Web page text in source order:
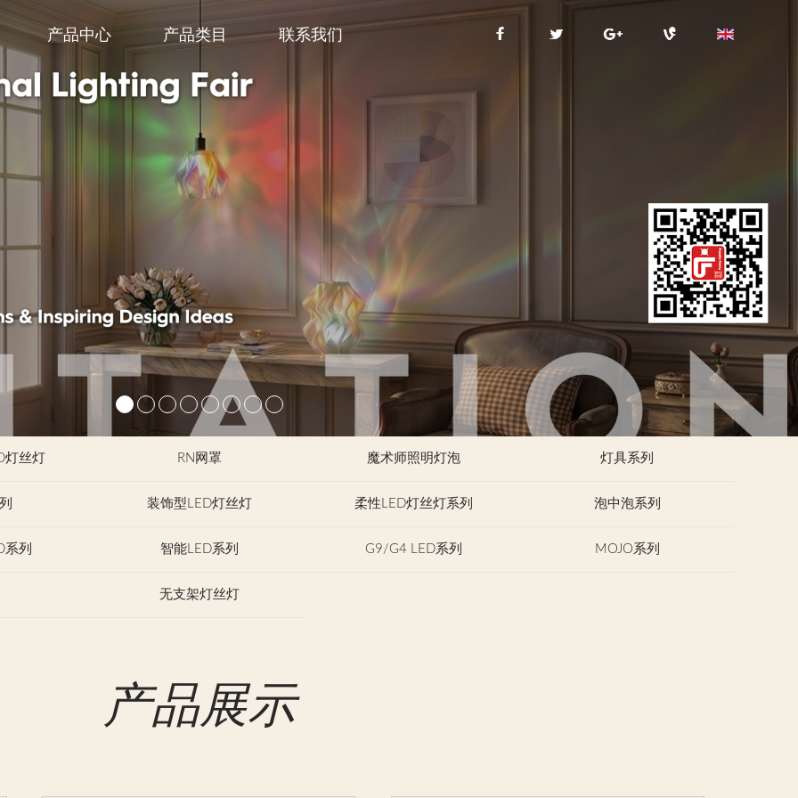
产品中心 产品类目 联系我们
灯丝灯 RN网罩 魔术师照明灯泡 灯具系列
装饰型LED灯丝灯 柔性LED灯丝灯系列 泡中泡系列
系列 智能LED系列 G9/G4 LED系列 MOJO系列
无支架灯丝灯
产品展示